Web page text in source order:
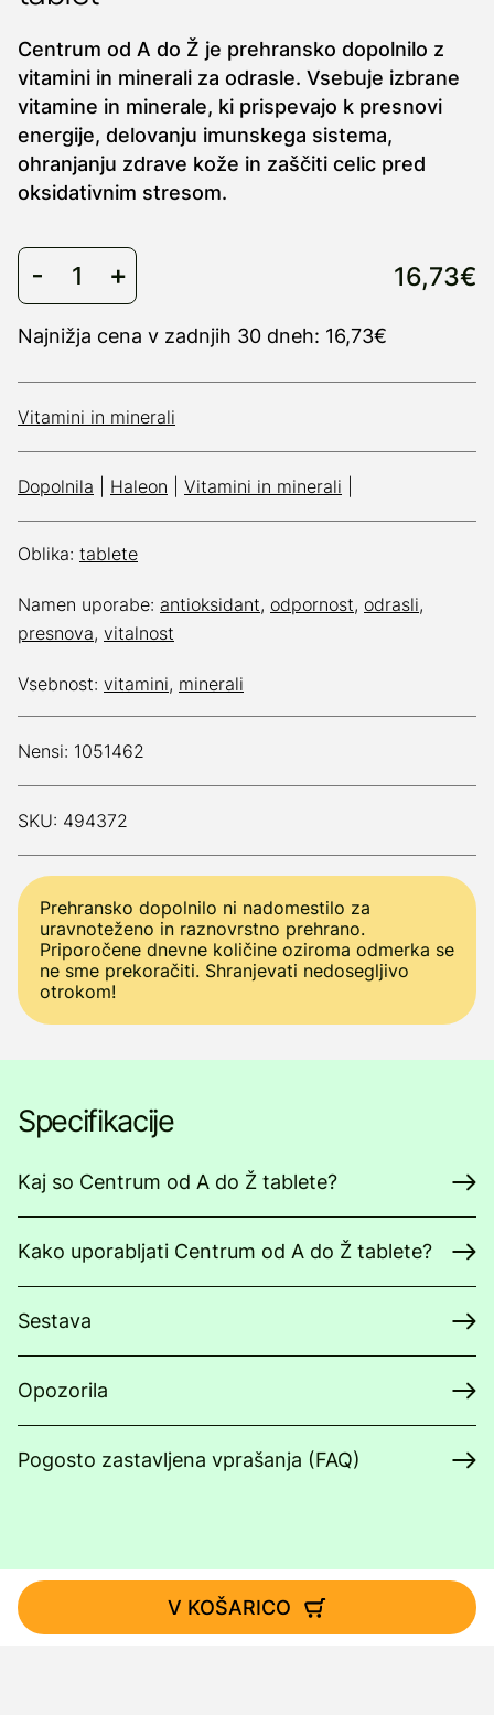
Centrum od A do Ž je prehransko dopolnilo z
vitamini in minerali za odrasle. Vsebuje izbrane
vitamine in minerale, ki prispevajo k presnovi
energije, delovanju imunskega sistema,
ohranjanju zdrave kože in zaščiti celic pred
oksidativnim stresom.
16,73€
Najnižja cena v zadnjih 30 dneh: 16,73€
Vitamini in minerali
Dopolnila Haleon Vitamini in minerali
Oblika: tablete
Namen uporabe: antioksidant, odpornost, odrasli,
presnova, vitalnost
Vsebnost: vitamini, minerali
Nensi: 1051462
SKU: 494372
Prehransko dopolnilo ni nadomestilo za
uravnoteženo in raznovrstno prehrano.
Priporočene dnevne količine oziroma odmerka se
ne sme prekoračiti. Shranjevati nedosegljivo
otrokom!
Specifikacije
Kaj so Centrum od A do Ž tablete?
Kako uporabljati Centrum od A do Ž tablete?
Sestava
Opozorila
Pogosto zastavljena vprašanja (FAQ)
V KOŠARICO